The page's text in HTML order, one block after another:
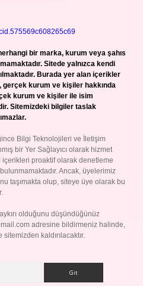
bir marka, kurum veya şahıs
Sitede yalnızca kendi
Burada yer alan içerikler
gerçek kurum ve kişiler hakkında
kurum ve kişiler ile isim
Sitemizdeki bilgiler taslak
Bilgi Teknolojileri ve İletişim
bir Yer Sağlayıcı olarak hizmet
proaktif olarak denetleme
Ancak, üyelerimiz
taşımakta olup, siteye üye olarak bu
olduğunu düşündüğünüz
adresine bildirmeniz halinde,
kaldırılacaktır.